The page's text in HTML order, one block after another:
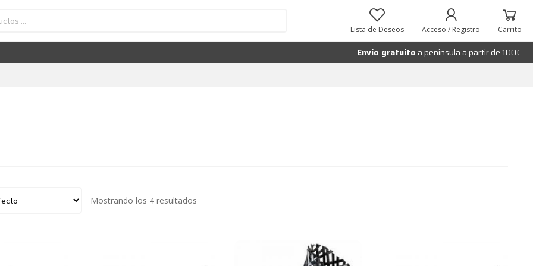
Lista de Deseos Acceso / Registro Carrito
Envío gratuito a peninsula a partir de 100€
Mostrando los 4 resultados